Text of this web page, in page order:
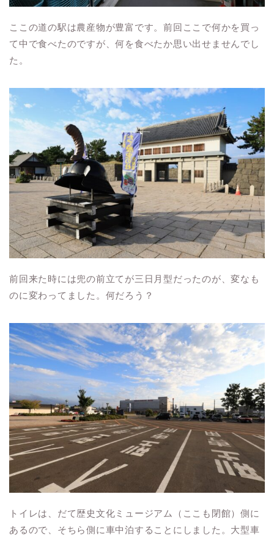
ここの道の駅は農産物が豊富です。前回ここで何かを買っ
て中で食べたのですが、何を食べたか思い出せませんでし
た。
前回来た時には兜の前立てが三日月型だったのが、変なも
のに変わってました。何だろう？
トイレは、だて歴史文化ミュージアム（ここも閉館）側に
あるので、そちら側に車中泊することにしました。大型車